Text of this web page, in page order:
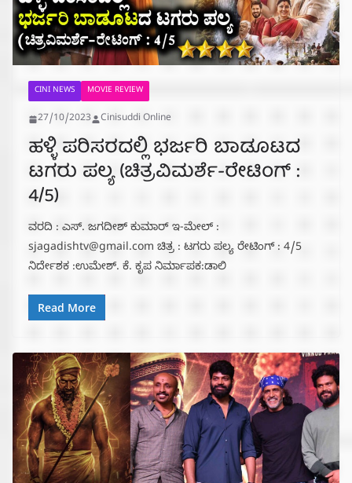
CINI NEWS MOVIE REVIEW
27/10/2023 Cinisuddi Online
ಹಳ್ಳಿ ಪರಿಸರದಲ್ಲಿ ಭರ್ಜರಿ ಬಾಡೂಟದ
ಟಗರು ಪಲ್ಯ (ಚಿತ್ರವಿಮರ್ಶೆ-ರೇಟಿಂಗ್ :
4/5)
ವರದಿ : ಎಸ್. ಜಗದೀಶ್ ಕುಮಾರ್ ಇ-ಮೇಲ್ :
sjagadishtv@gmail.com ಚಿತ್ರ : ಟಗರು ಪಲ್ಯ ರೇಟಿಂಗ್ : 4/5
ನಿರ್ದೇಶಕ :ಉಮೇಶ್. ಕೆ. ಕೃಪ ನಿರ್ಮಾಪಕ:ಡಾಲಿ
Read More